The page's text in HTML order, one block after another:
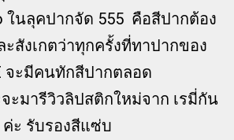
ในลุคปากจัด 555 คือสีปากต้อง
สังเกตว่าทุกครั้งที่ทาปากของ
จะมีคนทักสีปากตลอด
ะมารีวิวลิปสติกใหม่จาก เรมี่กัน
ค่ะ รับรองสีแซ่บ